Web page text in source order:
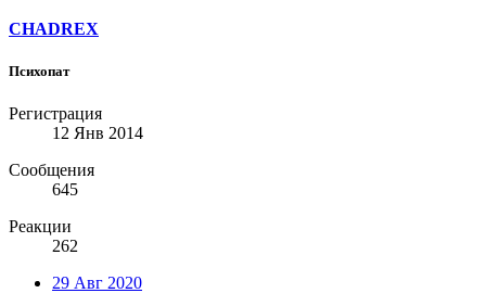
CHADREX
Психопат
Регистрация
12 Янв 2014
Сообщения
645
Реакции
262
29 Авг 2020